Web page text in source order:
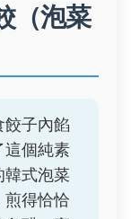
（泡菜
餃子內餡
這個純素
韓式泡菜
煎得恰恰